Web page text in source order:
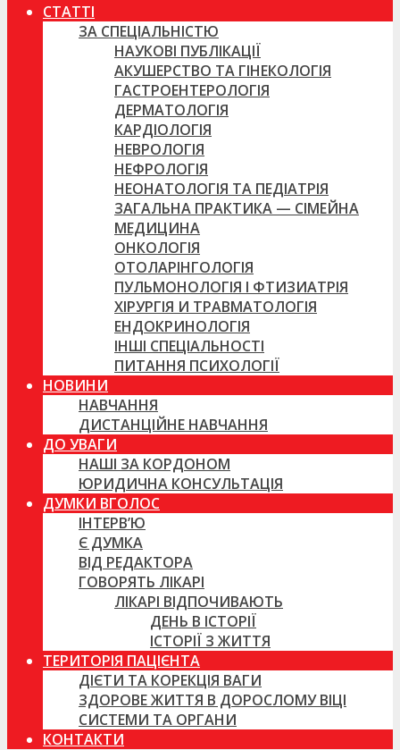
СТАТТІ
ЗА СПЕЦІАЛЬНІСТЮ
НАУКОВІ ПУБЛІКАЦІЇ
АКУШЕРСТВО ТА ГІНЕКОЛОГІЯ
ГАСТРОЕНТЕРОЛОГІЯ
ДЕРМАТОЛОГІЯ
КАРДІОЛОГІЯ
НЕВРОЛОГІЯ
НЕФРОЛОГІЯ
НЕОНАТОЛОГІЯ ТА ПЕДІАТРІЯ
ЗАГАЛЬНА ПРАКТИКА — СІМЕЙНА
МЕДИЦИНА
ОНКОЛОГІЯ
ОТОЛАРІНГОЛОГІЯ
ПУЛЬМОНОЛОГІЯ І ФТИЗИАТРІЯ
ХІРУРГІЯ И ТРАВМАТОЛОГІЯ
ЕНДОКРИНОЛОГІЯ
ІНШІ СПЕЦІАЛЬНОСТІ
ПИТАННЯ ПСИХОЛОГІЇ
НОВИНИ
НАВЧАННЯ
ДИСТАНЦІЙНЕ НАВЧАННЯ
ДО УВАГИ
НАШІ ЗА КОРДОНОМ
ЮРИДИЧНА КОНСУЛЬТАЦІЯ
ДУМКИ ВГОЛОС
ІНТЕРВ’Ю
Є ДУМКА
ВІД РЕДАКТОРА
ГОВОРЯТЬ ЛІКАРІ
ЛІКАРІ ВІДПОЧИВАЮТЬ
ДЕНЬ В ІСТОРІЇ
ІСТОРІЇ З ЖИТТЯ
ТЕРИТОРІЯ ПАЦІЄНТА
ДІЄТИ ТА КОРЕКЦІЯ ВАГИ
ЗДОРОВЕ ЖИТТЯ В ДОРОСЛОМУ ВІЦІ
СИСТЕМИ ТА ОРГАНИ
КОНТАКТИ